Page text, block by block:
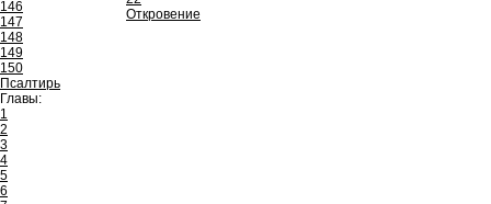
146
147
148
149
150
Псалтирь
Главы:
1
2
3
4
5
6
Откровение